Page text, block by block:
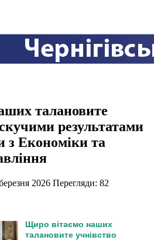
талановите
результатами
з Економіки та
2026 Перегляди: 82
Щиро вітаємо наших
талановите учнівство